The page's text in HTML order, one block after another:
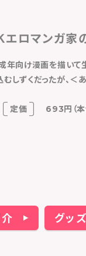
エロマンガ家
年向け漫画を描い
しずくだったが、＜
定価 693円（
グッズ